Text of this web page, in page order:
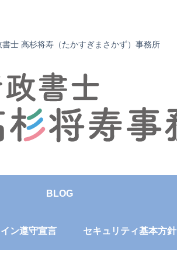
士 高杉将寿（たかすぎまさかず）事務所
BLOG
ン遵守宣言 セキュリティ基本方針